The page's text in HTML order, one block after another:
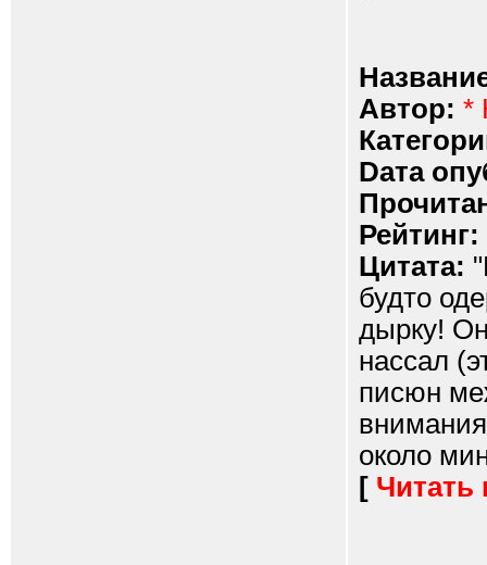
Автор: *
Dата
Рейтинг:
Цитата:
будто
дырку!
нассал
писюн
около
[ Читать